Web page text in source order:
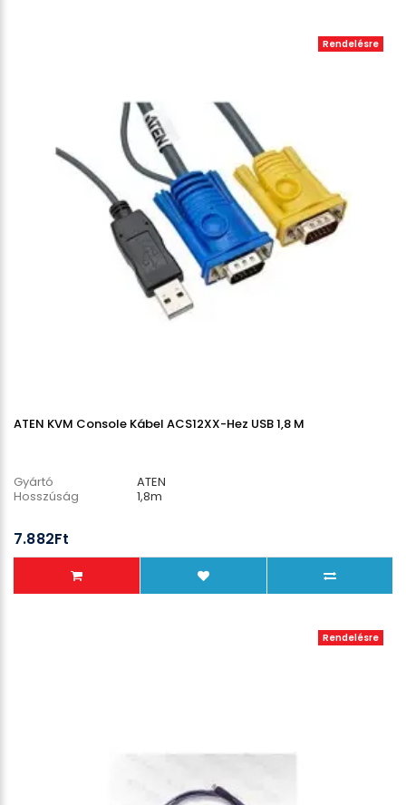
Rendelésre
ATEN KVM Console Kábel ACS12XX-Hez USB 1,8 M
Gyártó
ATEN
Hosszúság
1,8m
7.882Ft
Rendelésre